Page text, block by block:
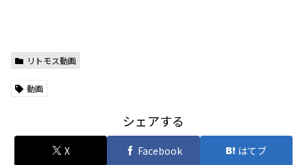
リトモス動画
動画
シェアする
X Facebook はてブ